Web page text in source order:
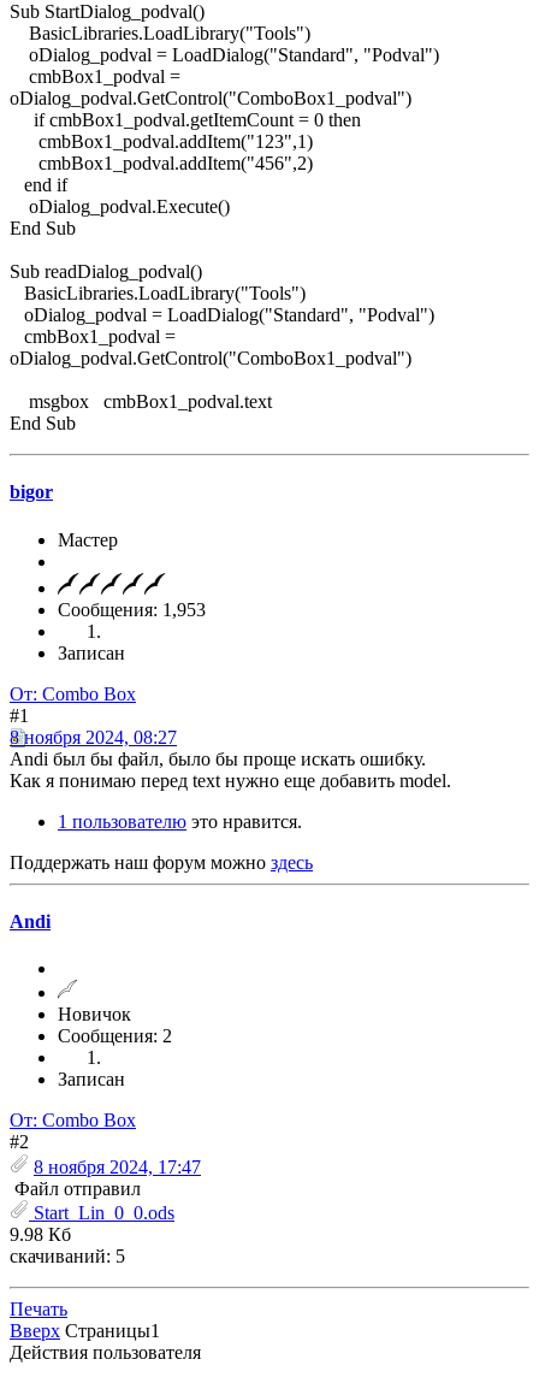
Sub StartDialog_podval()
BasicLibraries.LoadLibrary("Tools")
oDialog_podval = LoadDialog("Standard", "Podval")
cmbBox1_podval =
oDialog_podval.GetControl("ComboBox1_podval")
if cmbBox1_podval.getItemCount = 0 then
cmbBox1_podval.addItem("123",1)
cmbBox1_podval.addItem("456",2)
end if
oDialog_podval.Execute()
End Sub
Sub readDialog_podval()
BasicLibraries.LoadLibrary("Tools")
oDialog_podval = LoadDialog("Standard", "Podval")
cmbBox1_podval =
oDialog_podval.GetControl("ComboBox1_podval")
msgbox cmbBox1_podval.text
End Sub
bigor
Мастер
Сообщения: 1,953
Записан
От: Combo Box
#1
8 ноября 2024, 08:27
Andi был бы файл, было бы проще искать ошибку.
Как я понимаю перед text нужно еще добавить model.
1 пользователю это нравится.
Поддержать наш форум можно здесь
Andi
Новичок
Сообщения: 2
Записан
От: Combo Box
#2
8 ноября 2024, 17:47
Файл отправил
Start_Lin_0_0.ods
9.98 Кб
скачиваний: 5
Печать
Вверх Страницы1
Действия пользователя